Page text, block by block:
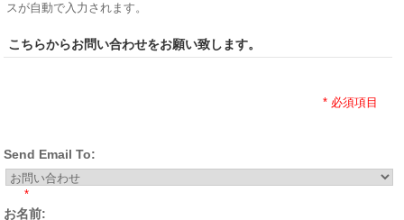
スが自動で入力されます。
こちらからお問い合わせをお願い致します。
* 必須項目
Send Email To:
*
お名前: